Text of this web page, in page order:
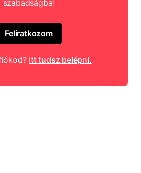
szabadságba!
Feliratkozom
Itt tudsz belépni.